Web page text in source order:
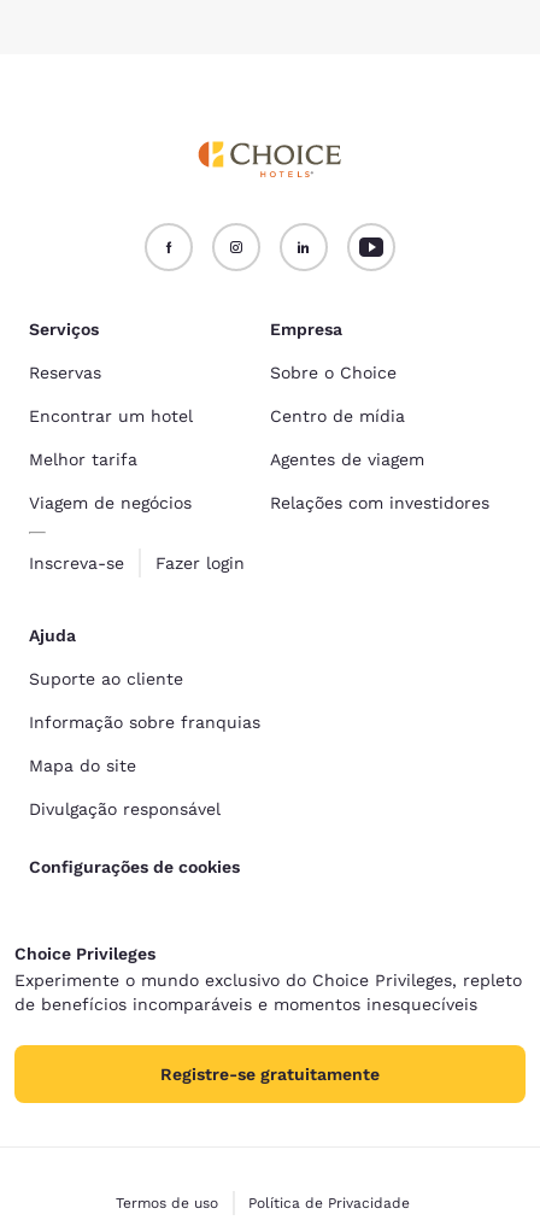
Serviços
Reservas
Encontrar um hotel
Melhor tarifa
Viagem de negócios
Inscreva-se Fazer login
Empresa
Sobre o Choice
Centro de mídia
Agentes de viagem
Relações com investidores
Ajuda
Suporte ao cliente
Informação sobre franquias
Mapa do site
Divulgação responsável
Configurações de cookies
Choice Privileges
Experimente o mundo exclusivo do Choice Privileges, repleto
de benefícios incomparáveis e momentos inesquecíveis
Registre-se gratuitamente
Termos de uso Política de Privacidade